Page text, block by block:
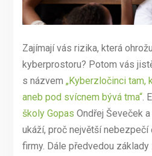
Zajímají vás rizika, která
kyberprostoru? Potom vás
s názvem „Kyberzločinci tam,
aneb pod svícnem bývá tma“.
školy Gopas Ondřej Ševeček
ukáží, proč největší nebezpečí
firmy. Dále předvedou